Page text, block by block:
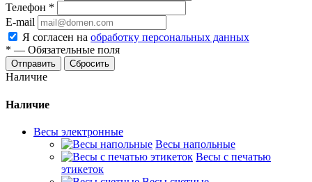
Телефон *
E-mail
Я согласен на обработку персональных данных
* — Обязательные поля
Сбросить
Наличие
Наличие
Весы электронные
Весы напольные
Весы с печатью
этикеток